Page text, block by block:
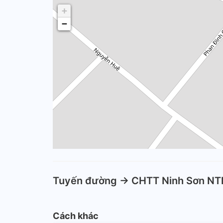
+
−
Tuyến đường -> CHTT Ninh Sơn
Cách khác